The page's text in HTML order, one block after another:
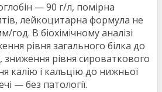
— 90 г/л, помірна
лейкоцитарна формула не
В біохімічному аналізі
рівня загального білка до
рівня сироваткового
калію і кальцію до нижньої
— без патології.